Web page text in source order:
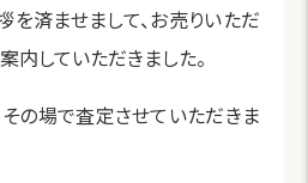
を済ませまして、お売りいただ
内していただきました。
その場で査定させていただきま